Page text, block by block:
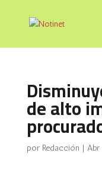
de alto
por Redacción | Abr